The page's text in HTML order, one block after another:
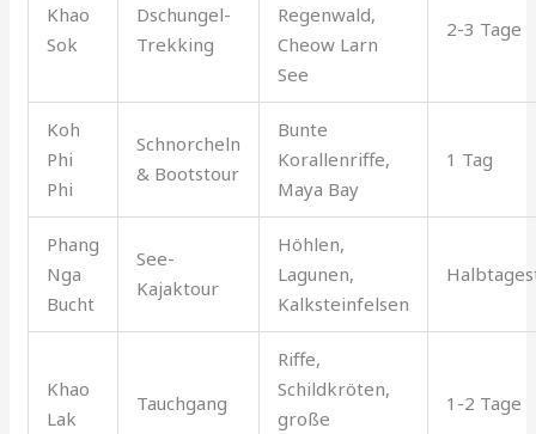
Khao
Sok
Dschungel-
Trekking
Regenwald,
Cheow Larn
See
2-3 Tage
Koh
Phi
Phi
Schnorcheln
& Bootstour
Bunte
Korallenriffe,
Maya Bay
1 Tag
Phang
Nga
Bucht
See-
Kajaktour
Höhlen,
Lagunen,
Kalksteinfelsen
Khao
Lak
Tauchgang
Riffe,
Schildkröten,
große
1-2 Tage